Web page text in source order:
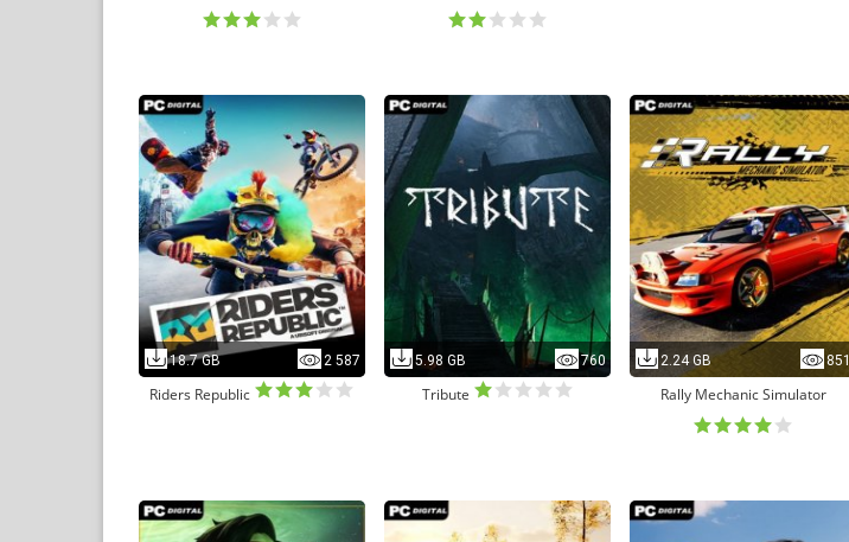
18.7 GB 2 587
Riders Republic
5.98 GB 760
Tribute
2.24 GB 851
Rally Mechanic Simulator